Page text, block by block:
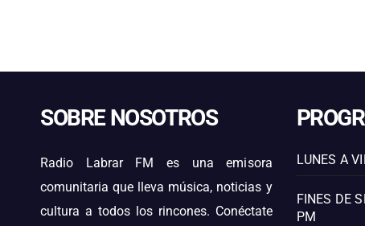
SOBRE NOSOTROS
Radio Labrar FM es una emisora
comunitaria que lleva música, noticias y
cultura a todos los rincones. Conéctate
LUNES A
FINES DE
PM